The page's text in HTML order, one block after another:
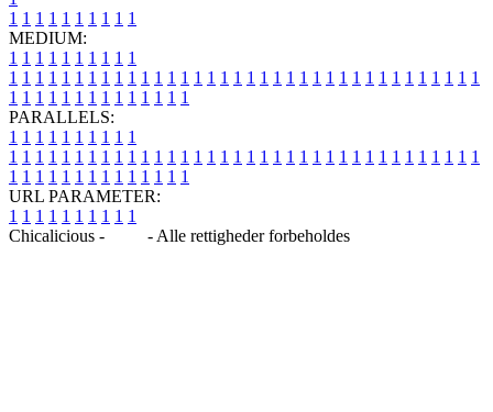
1 1 1 1 1 1 1 1 1 1
MEDIUM:
1 1 1 1 1 1 1 1 1 1
1 1 1 1 1 1 1 1 1 1 1 1 1 1 1 1 1 1 1 1 1 1 1 1 1 1 1 1 1 1 1 1 1 1 1 1
1 1 1 1 1 1 1 1 1 1 1 1 1 1
PARALLELS:
1 1 1 1 1 1 1 1 1 1
1 1 1 1 1 1 1 1 1 1 1 1 1 1 1 1 1 1 1 1 1 1 1 1 1 1 1 1 1 1 1 1 1 1 1 1
1 1 1 1 1 1 1 1 1 1 1 1 1 1
URL PARAMETER:
1 1 1 1 1 1 1 1 1 1
Chicalicious -
- Alle rettigheder forbeholdes